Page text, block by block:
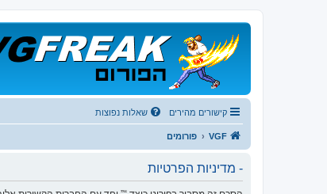
קישורים מהירים שאלות נפוצות
VGF פורומים
- מדיניות הפרטיות